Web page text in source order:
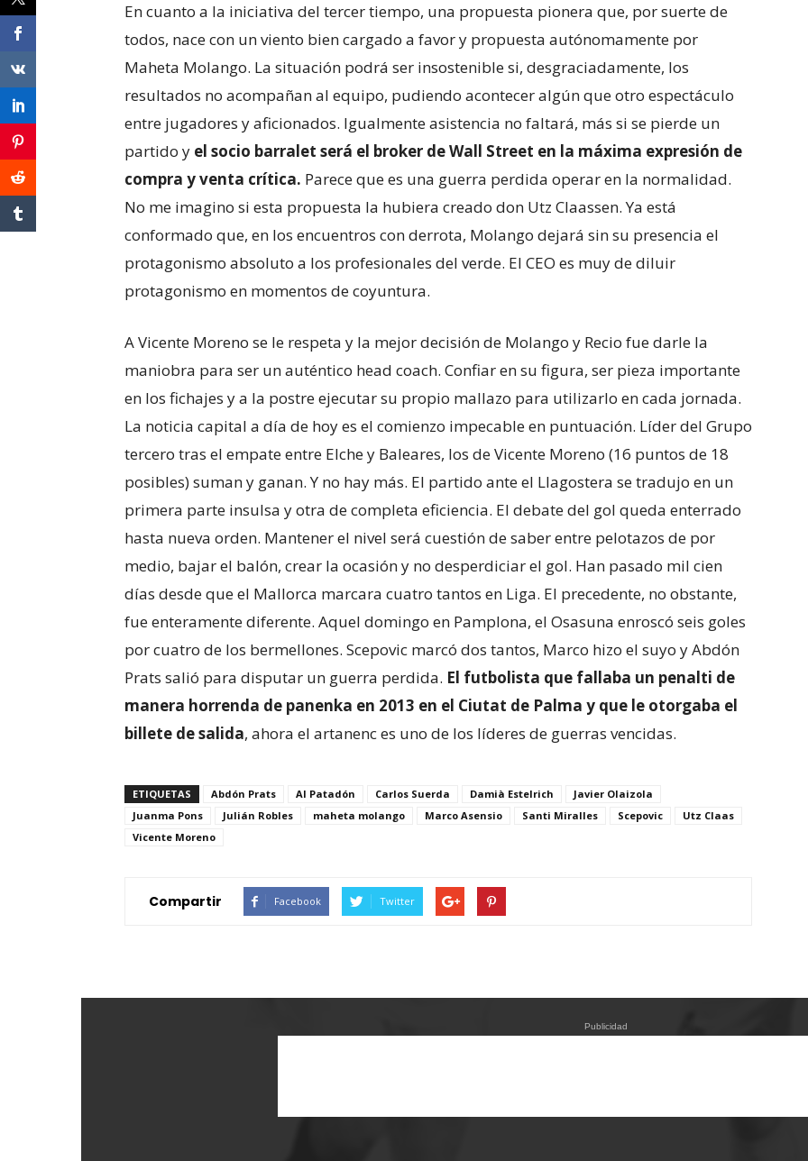
En cuanto a la iniciativa del tercer tiempo, una propuesta pionera que, por suerte de
todos, nace con un viento bien cargado a favor y propuesta autónomamente por
Maheta Molango. La situación podrá ser insostenible si, desgraciadamente, los
resultados no acompañan al equipo, pudiendo acontecer algún que otro espectáculo
entre jugadores y aficionados. Igualmente asistencia no faltará, más si se pierde un
partido y el socio barralet será el broker de Wall Street en la máxima expresión de
compra y venta crítica. Parece que es una guerra perdida operar en la normalidad.
No me imagino si esta propuesta la hubiera creado don Utz Claassen. Ya está
conformado que, en los encuentros con derrota, Molango dejará sin su presencia el
protagonismo absoluto a los profesionales del verde. El CEO es muy de diluir
protagonismo en momentos de coyuntura.
A Vicente Moreno se le respeta y la mejor decisión de Molango y Recio fue darle la
maniobra para ser un auténtico head coach. Confiar en su figura, ser pieza importante
en los fichajes y a la postre ejecutar su propio mallazo para utilizarlo en cada jornada.
La noticia capital a día de hoy es el comienzo impecable en puntuación. Líder del Grupo
tercero tras el empate entre Elche y Baleares, los de Vicente Moreno (16 puntos de 18
posibles) suman y ganan. Y no hay más. El partido ante el Llagostera se tradujo en un
primera parte insulsa y otra de completa eficiencia. El debate del gol queda enterrado
hasta nueva orden. Mantener el nivel será cuestión de saber entre pelotazos de por
medio, bajar el balón, crear la ocasión y no desperdiciar el gol. Han pasado mil cien
días desde que el Mallorca marcara cuatro tantos en Liga. El precedente, no obstante,
fue enteramente diferente. Aquel domingo en Pamplona, el Osasuna enroscó seis goles
por cuatro de los bermellones. Scepovic marcó dos tantos, Marco hizo el suyo y Abdón
Prats salió para disputar un guerra perdida. El futbolista que fallaba un penalti de
manera horrenda de panenka en 2013 en el Ciutat de Palma y que le otorgaba el
billete de salida, ahora el artanenc es uno de los líderes de guerras vencidas.
ETIQUETAS Abdón Prats Al Patadón Carlos Suerda Damià Estelrich
Javier Olaizola
Juanma Pons
Julián Robles maheta molango Marco Asensio Santi Miralles Scepovic
Utz Claas
Vicente Moreno
Compartir Facebook Twitter
Publicidad